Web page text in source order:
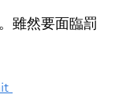
雖然要面臨罰